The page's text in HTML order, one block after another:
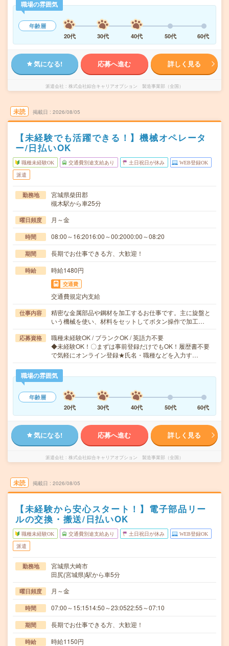
職場の雰囲気
年齢層
20代
30代 40代 50代 60代
気になる! 応募へ進む 詳しく見る
派遣会社 株式会社綜合キャリアオプション 製造事業部（全国）
未読 掲載日 2026/08/05
【未経験でも活躍できる！】機械オペレータ
ー/日払いOK
職種未経験OK 交通費別途支給あり 土日祝日が休み WEB登録OK
派遣
勤務地
宮城県柴田郡
槻木駅から車25分
曜日頻度 月～金
時間 08:00～16:2016:00～00:2000:00～08:20
期間 長期でお仕事できる方、大歓迎！
時給 時給1480円
交通費
交通費規定内支給
仕事内容
精密な金属部品や鋼材を加工するお仕事です。主に旋盤と
いう機械を使い、材料をセットしてボタン操作で加工…
応募資格
職種未経験OK / ブランクOK / 英語力不要
◆未経験OK！〇まずは事前登録だけでもOK！履歴書不要
で気軽にオンライン登録★氏名・職種などを入力す…
職場の雰囲気
年齢層
20代
30代 40代 50代 60代
気になる! 応募へ進む 詳しく見る
派遣会社 株式会社綜合キャリアオプション 製造事業部（全国）
未読 掲載日 2026/08/05
【未経験から安心スタート！】電子部品リー
ルの交換・搬送/日払いOK
職種未経験OK 交通費別途支給あり 土日祝日が休み WEB登録OK
派遣
勤務地
宮城県大崎市
田尻(宮城県)駅から車5分
曜日頻度 月～金
時間 07:00～15:1514:50～23:0522:55～07:10
期間 長期でお仕事できる方、大歓迎！
時給 時給1150円